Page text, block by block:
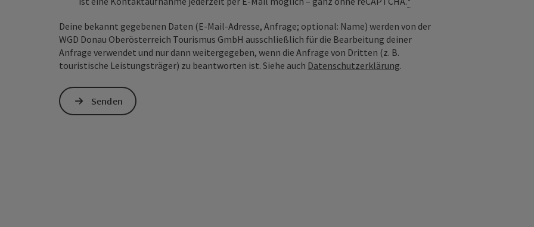
Deine bekannt gegebenen Daten (E-Mail-Adresse, Anfrage; optional: Name) werden von der
WGD Donau Oberösterreich Tourismus GmbH ausschließlich für die Bearbeitung deiner
Anfrage verwendet und nur dann weitergegeben, wenn die Anfrage von Dritten (z. B.
touristische Leistungsträger) zu beantworten ist. Siehe auch Datenschutzerklärung.
Senden